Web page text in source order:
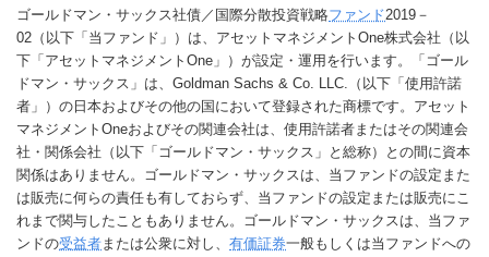
ゴールドマン・サックス社債／国際分散投資戦略ファンド2019－
02（以下「当ファンド」）は、アセットマネジメントOne株式会社（以
下「アセットマネジメントOne」）が設定・運用を行います。「ゴール
ドマン・サックス」は、Goldman Sachs & Co. LLC.（以下「使用許諾
者」）の日本およびその他の国において登録された商標です。アセット
マネジメントOneおよびその関連会社は、使用許諾者またはその関連会
社・関係会社（以下「ゴールドマン・サックス」と総称）との間に資本
関係はありません。ゴールドマン・サックスは、当ファンドの設定また
は販売に何らの責任も有しておらず、当ファンドの設定または販売にこ
れまで関与したこともありません。ゴールドマン・サックスは、当ファ
ンドの受益者または公衆に対し、 有価証券一般もしくは当ファンドへの